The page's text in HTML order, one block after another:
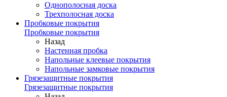
Однополосная доска
Трехполосная доска
Пробковые покрытия
Пробковые покрытия
Назад
Настенная пробка
Напольные клеевые покрытия
Напольные замковые покрытия
Грязезащитные покрытия
Грязезащитные покрытия